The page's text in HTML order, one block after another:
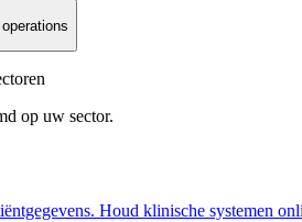
op uw sector.
Houd klinische systemen